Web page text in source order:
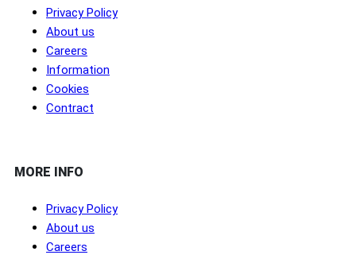
Privacy Policy
About us
Careers
Information
Cookies
Contract
MORE INFO
Privacy Policy
About us
Careers